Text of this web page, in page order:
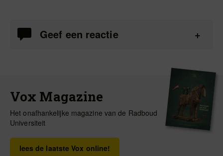
Geef een reactie
Vox Magazine
Het onafhankelijke magazine van de Radboud
Universiteit
lees de laatste Vox online!